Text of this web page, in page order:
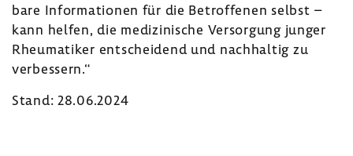
bare Infor­ma­tionen für die Betrof­fenen selbst –
kann helfen, die medi­zi­ni­sche Versor­gung junger
Rheu­ma­tiker entschei­dend und nach­haltig zu
verbes­sern.“
Stand: 28.06.2024